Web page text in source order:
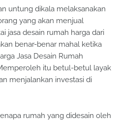
untung dikala melaksanakan
yang akan menjual
jasa desain rumah harga dari
benar-benar mahal ketika
Jasa Desain Rumah
itu betul-betul layak
menjalankan investasi di